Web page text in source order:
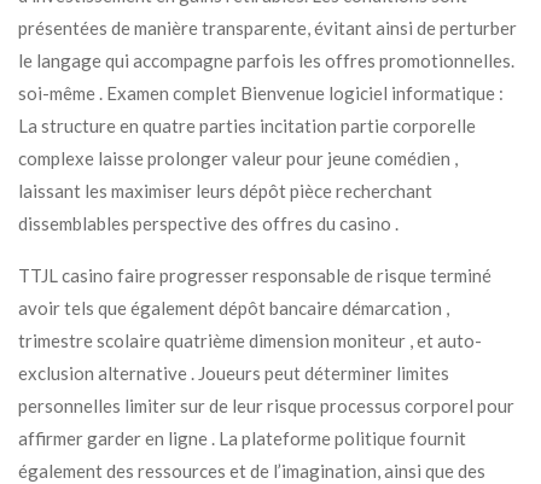
présentées de manière transparente, évitant ainsi de perturber
le langage qui accompagne parfois les offres promotionnelles.
soi-même . Examen complet Bienvenue logiciel informatique :
La structure en quatre parties incitation partie corporelle
complexe laisse prolonger valeur pour jeune comédien ,
laissant les maximiser leurs dépôt pièce recherchant
dissemblables perspective des offres du casino .
TTJL casino faire progresser responsable de risque terminé
avoir tels que également dépôt bancaire démarcation ,
trimestre scolaire quatrième dimension moniteur , et auto-
exclusion alternative . Joueurs peut déterminer limites
personnelles limiter sur de leur risque processus corporel pour
affirmer garder en ligne . La plateforme politique fournit
également des ressources et de l’imagination, ainsi que des